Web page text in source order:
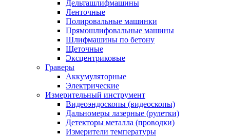
Дельташлифмашины
Ленточные
Полировальные машинки
Прямошлифовальные машины
Шлифмашины по бетону
Щеточные
Эксцентриковые
Граверы
Аккумуляторные
Электрические
Измерительный инструмент
Видеоэндоскопы (видеоскопы)
Дальномеры лазерные (рулетки)
Детекторы металла (проводки)
Измерители температуры